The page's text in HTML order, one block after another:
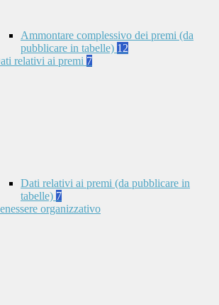
Ammontare complessivo dei premi (da
pubblicare in tabelle) 12
relativi ai premi 7
Dati relativi ai premi (da pubblicare in
tabelle) 7
organizzativo